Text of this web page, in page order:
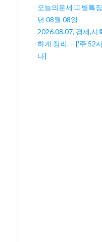
오늘의운세 띠별특
년 08월 08일
2026.08.07, 경제,사
하게 정리. – ['주 52
나]